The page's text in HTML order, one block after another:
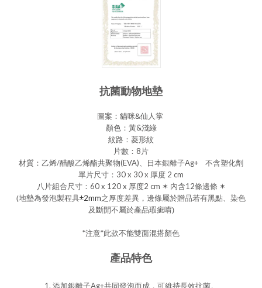
抗菌動物地墊
圖案： 貓咪&仙人掌
顏色：黃&淺綠
紋路：菱形紋
片數： 8片
材質：乙烯/醋酸乙烯酯共聚物(EVA)、日本銀離子Ag+ 不含塑化劑
單片尺寸：30 x 30 x 厚度 2 cm
八片組合尺寸：60 x 120 x 厚度2 cm ✶ 內含12條邊條 ✶
(地墊為發泡製程具±2mm之厚度差異，邊條屬於贈品若有黑點、染色
及斷開不屬於產品瑕疵唷)
*注意*此款不能雙面混搭顏色
產品特色
1. 添加銀離子Ag+共同發泡而成，可維持長效抗菌。